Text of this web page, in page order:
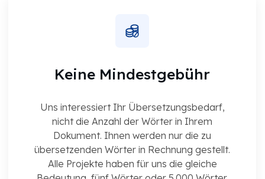
Keine Mindestgebühr
Uns interessiert Ihr Übersetzungsbedarf,
nicht die Anzahl der Wörter in Ihrem
Dokument. Ihnen werden nur die zu
übersetzenden Wörter in Rechnung gestellt.
Alle Projekte haben für uns die gleiche